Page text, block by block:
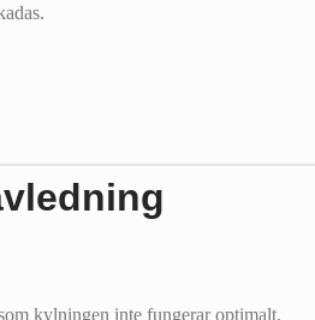
kylningen inte fungerar optimalt.